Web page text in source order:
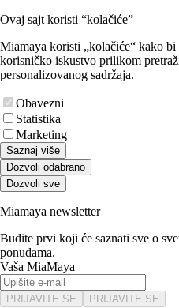
Ovaj sajt koristi “kolačiće”
Miamaya koristi „kolačiće“ kako
korisničko iskustvo prilikom
personalizovanog sadržaja.
Obavezni
Statistika
Marketing
Saznaj više
Dozvoli odabrano
Dozvoli sve
Miamaya newsletter
Budite prvi koji će saznati sve o
ponudama.
Vaša MiaMaya
PRIJAVITE SE PRIJAVITE SE